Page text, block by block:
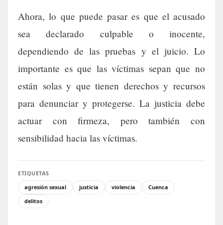
Ahora, lo que puede pasar es que el acusado
sea declarado culpable o inocente,
dependiendo de las pruebas y el juicio. Lo
importante es que las víctimas sepan que no
están solas y que tienen derechos y recursos
para denunciar y protegerse. La justicia debe
actuar con firmeza, pero también con
sensibilidad hacia las víctimas.
ETIQUETAS
agresión sexual
justicia violencia
Cuenca
delitos